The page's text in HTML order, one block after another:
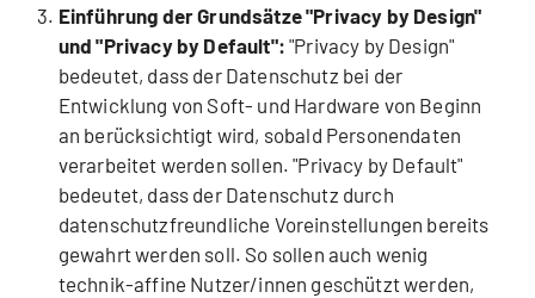
Einführung der Grundsätze "Privacy by Design"
und "Privacy by Default":"Privacy by Design"
bedeutet, dass der Datenschutz bei der
Entwicklung von Soft- und Hardware von Beginn
an berücksichtigt wird, sobald Personendaten
verarbeitet werden sollen. "Privacy by Default"
bedeutet, dass der Datenschutz durch
datenschutzfreundliche Voreinstellungen bereits
gewahrt werden soll. So sollen auch wenig
technik-affine Nutzer/innen geschützt werden,